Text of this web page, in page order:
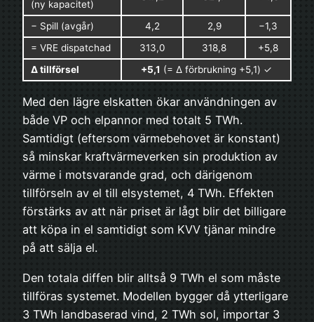
(ny kapacitet)
− Spill (avgår) 4,2 2,9
−1,3
= VRE dispatchad
313,0 318,8
+5,8
Δ tillförsel
+5,1 (= Δ förbrukning +5,1) ✓
Med den lägre elskatten ökar användningen av
både VP och elpannor med totalt 5 TWh.
Samtidigt (eftersom värmebehovet är konstant)
så minskar kraftvärmeverken sin produktion av
värme i motsvarande grad, och därigenom
tillförseln av el till elsystemet, 4 TWh. Effekten
förstärks av att när priset är lågt blir det billigare
att köpa in el samtidigt som KVV tjänar mindre
på att sälja el.
Den totala diffen blir alltså 9 TWh el som måste
tillföras systemet. Modellen bygger då ytterligare
3 TWh landbaserad vind, 2 TWh sol, importar 3